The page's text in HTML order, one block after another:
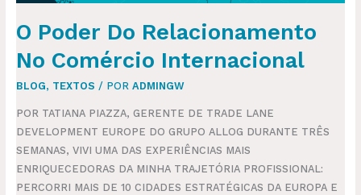
O Poder Do Relacionamento
No Comércio Internacional
BLOG, TEXTOS / POR ADMINGW
POR TATIANA PIAZZA, GERENTE DE TRADE LANE
DEVELOPMENT EUROPE DO GRUPO ALLOG DURANTE TRÊS
SEMANAS, VIVI UMA DAS EXPERIÊNCIAS MAIS
ENRIQUECEDORAS DA MINHA TRAJETÓRIA PROFISSIONAL:
PERCORRI MAIS DE 10 CIDADES ESTRATÉGICAS DA EUROPA E